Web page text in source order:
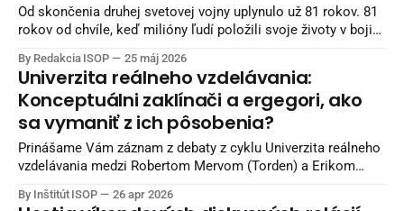
Od skončenia druhej svetovej vojny uplynulo už 81 rokov. 81
rokov od chvíle, keď milióny ľudí položili svoje životy v boji
Naši starí otcovia bojovali v horách, partizáni umierali za
slobodu, mestá boli vypaľované a celé rodiny ničila vojna.
Európa bola zaplnená krvou
By Redakcia ISOP 25 máj 2026
Univerzita reálneho vzdelávania:
Konceptuálni zaklínači a ergegori, ako
sa vymaniť z ich pôsobenia?
Prinášame Vám záznam z debaty z cyklu Univerzita reálneho
vzdelávania medzi Robertom Mervom (Torden) a Erikom
Kozlovňa v Košiciach. Knihy z vydavateľstva Torden si viete
By Inštitút ISOP 26 apr 2026